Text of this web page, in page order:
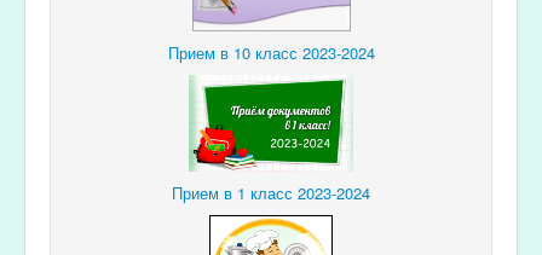
Прием в 10 класс 2023-2024
Прием в 1 класс 2023-2024